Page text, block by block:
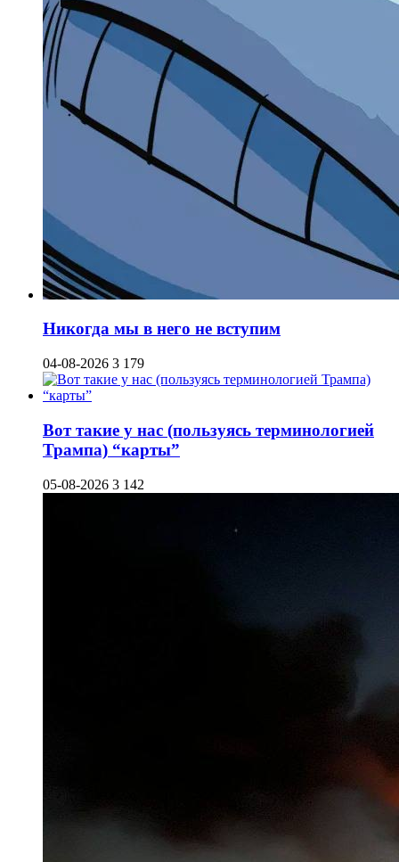
Никогда мы в него не вступим
04-08-2026 3 179
Вот такие у нас (пользуясь терминологией
Трампа) “карты”
05-08-2026 3 142